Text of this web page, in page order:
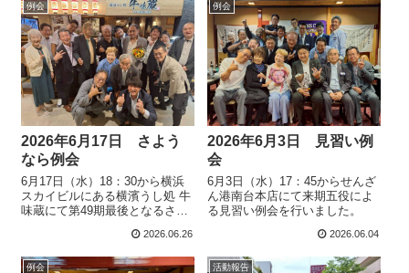
例会
2026年6月17日 さよう
なら例会
6月17日（水）18：30から横浜
スカイビルにある横濱うし処 牛
味蔵にて第49期最後となるさよ
2026.06.26
例会
2026年6月3日 見習い例
会
6月3日（水）17：45からせんざ
ん港南台本店にて来期五役によ
る見習い例会を行いました。
2026.06.04
例会 活動報告